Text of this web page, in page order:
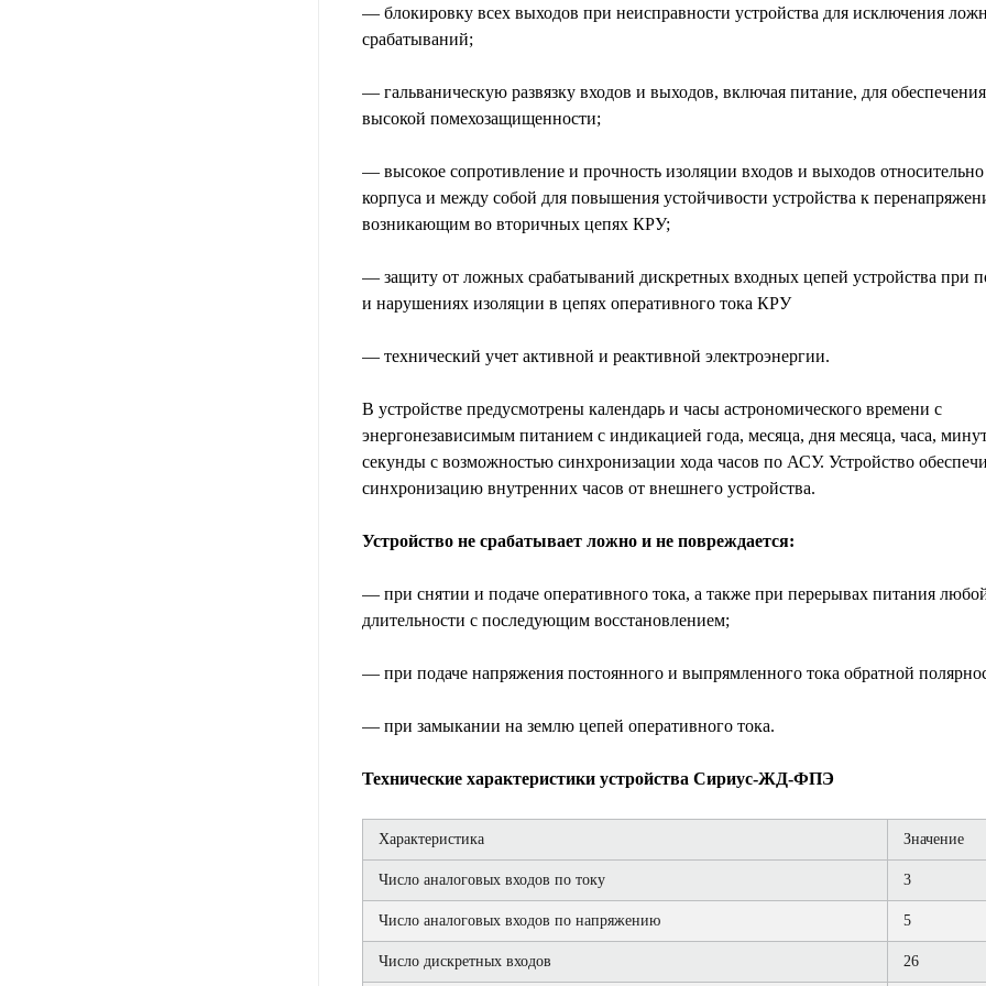
— блокировку всех выходов при неисправности устройства для исключения
срабатываний;
— гальваническую развязку входов и выходов, включая питание, для обеспечения
высокой помехозащищенности;
— высокое сопротивление и прочность изоляции входов и выходов относительно
корпуса и между собой для повышения устойчивости устройства к
возникающим во вторичных цепях КРУ;
— защиту от ложных срабатываний дискретных входных цепей устройства при
и нарушениях изоляции в цепях оперативного тока КРУ
— технический учет активной и реактивной электроэнергии.
В устройстве предусмотрены календарь и часы астрономического времени с
энергонезависимым питанием с индикацией года, месяца, дня месяца, часа,
секунды с возможностью синхронизации хода часов по АСУ. Устройство
синхронизацию внутренних часов от внешнего устройства.
Устройство не срабатывает ложно и не повреждается:
— при снятии и подаче оперативного тока, а также при перерывах питания
длительности с последующим восстановлением;
— при подаче напряжения постоянного и выпрямленного тока обратной
— при замыкании на землю цепей оперативного тока.
Технические характеристики устройства Сириус-ЖД-ФПЭ
Характеристика Значение
Число аналоговых входов по току 3
Число аналоговых входов по напряжению 5
Число дискретных входов 26